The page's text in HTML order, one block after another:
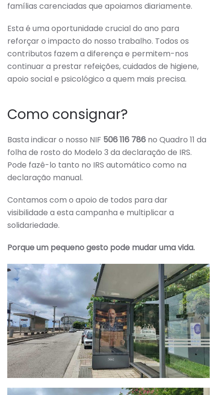
famílias carenciadas que apoiamos diariamente.
Esta é uma oportunidade crucial do ano para
reforçar o impacto do nosso trabalho. Todos os
contributos fazem a diferença e permitem-nos
continuar a prestar refeições, cuidados de higiene,
apoio social e psicológico a quem mais precisa.
Como consignar?
Basta indicar o nosso NIF 506 116 786 no Quadro 11 da
folha de rosto do Modelo 3 da declaração de IRS.
Pode fazê-lo tanto no IRS automático como na
declaração manual.
Contamos com o apoio de todos para dar
visibilidade a esta campanha e multiplicar a
solidariedade.
Porque um pequeno gesto pode mudar uma vida.